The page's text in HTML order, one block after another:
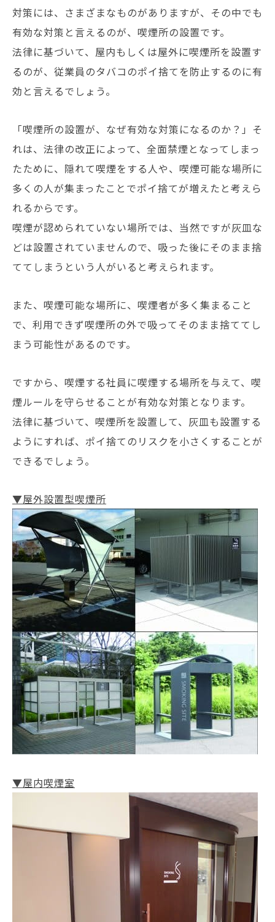
対策には、さまざまなものがありますが、その中でも
有効な対策と言えるのが、喫煙所の設置です。
法律に基づいて、屋内もしくは屋外に喫煙所を設置す
るのが、従業員のタバコのポイ捨てを防止するのに有
効と言えるでしょう。
「喫煙所の設置が、なぜ有効な対策になるのか？」そ
れは、法律の改正によって、全面禁煙となってしまっ
たために、隠れて喫煙をする人や、喫煙可能な場所に
多くの人が集まったことでポイ捨てが増えたと考えら
れるからです。
喫煙が認められていない場所では、当然ですが灰皿な
どは設置されていませんので、吸った後にそのまま捨
ててしまうという人がいると考えられます。
また、喫煙可能な場所に、喫煙者が多く集まること
で、利用できず喫煙所の外で吸ってそのまま捨ててし
まう可能性があるのです。
ですから、喫煙する社員に喫煙する場所を与えて、喫
煙ルールを守らせることが有効な対策となります。
法律に基づいて、喫煙所を設置して、灰皿も設置する
ようにすれば、ポイ捨てのリスクを小さくすることが
できるでしょう。
▼屋外設置型喫煙所
▼屋内喫煙室